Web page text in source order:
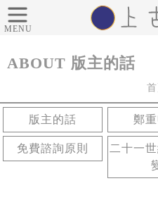
MENU
ABOUT 版主的話
首
版主的話 鄭
免費諮詢原則
二十一